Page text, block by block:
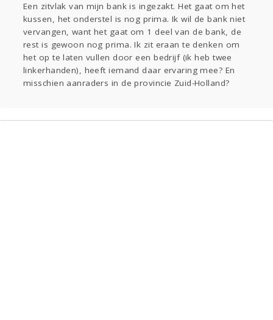
Thuis
Sport Contact Viva zoekt
Aangeboden
Gevraagd
Horen Doen
Zien
Lezen
Een zitvlak van mijn bank is ingezakt. Het gaat om het
kussen, het onderstel is nog prima. Ik wil de bank niet
vervangen, want het gaat om 1 deel van de bank, de
rest is gewoon nog prima. Ik zit eraan te denken om
het op te laten vullen door een bedrijf (ik heb twee
linkerhanden), heeft iemand daar ervaring mee? En
misschien aanraders in de provincie Zuid-Holland?